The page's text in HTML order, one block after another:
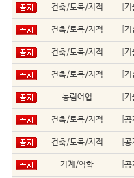
건축/토목/지적 기
건축/토목/지적 기
건축/토목/지적 기
건축/토목/지적 기
농림어업 기
건축/토목/지적 공
건축/토목/지적 공
기계/역학 공